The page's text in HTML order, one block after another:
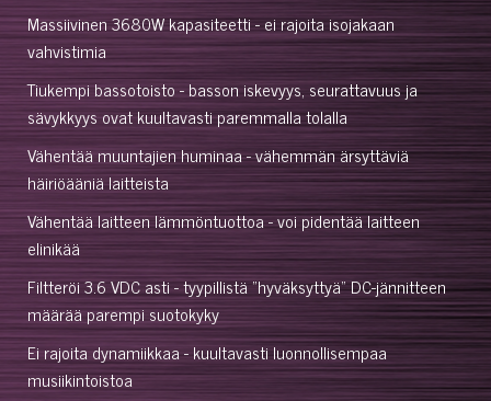
Massiivinen 3680W kapasiteetti - ei rajoita isojakaan
vahvistimia
Tiukempi bassotoisto - basson iskevyys, seurattavuus ja
sävykkyys ovat kuultavasti paremmalla tolalla
Vähentää muuntajien huminaa - vähemmän ärsyttäviä
häiriöääniä laitteista
Vähentää laitteen lämmöntuottoa - voi pidentää laitteen
elinikää
Filtteröi 3.6 VDC asti - tyypillistä "hyväksyttyä" DC-jännitteen
määrää parempi suotokyky
Ei rajoita dynamiikkaa - kuultavasti luonnollisempaa
musiikintoistoa